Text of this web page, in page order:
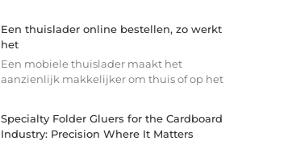
Een thuislader online bestellen, zo werkt
het
Een mobiele thuislader maakt het
aanzienlijk makkelijker om thuis of op het
Specialty Folder Gluers for the Cardboard
Industry: Precision Where It Matters